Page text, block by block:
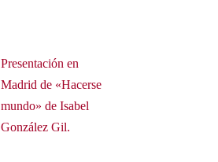
Presentación en
Madrid de «Hacerse
mundo» de Isabel
González Gil.